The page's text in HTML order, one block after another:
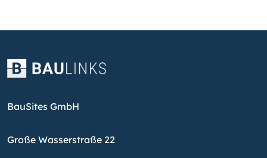
BauSites GmbH
Große Wasserstraße 22